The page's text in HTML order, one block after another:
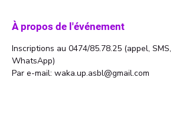
À propos de l'événement
Inscriptions au 0474/85.78.25 (appel, SMS,
WhatsApp)
Par e-mail: waka.up.asbl@gmail.com